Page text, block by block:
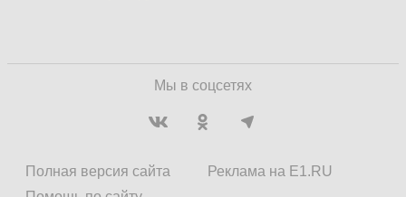
Мы в соцсетях
Полная версия сайта
Реклама на E1.RU